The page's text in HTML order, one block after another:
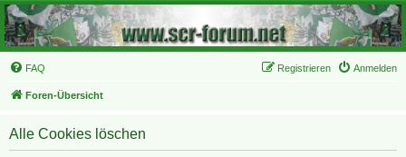
FAQ Anmelden
Registrieren
Foren-Übersicht
Alle Cookies löschen